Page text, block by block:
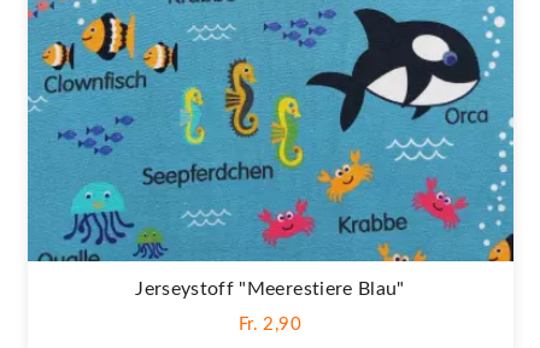
Jerseystoff "Meerestiere Blau"
Fr. 2,90